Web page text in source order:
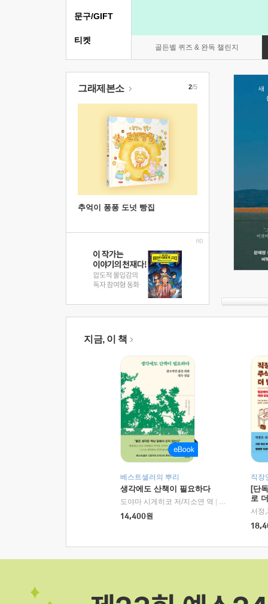
골든벨 퀴즈 & 완독 챌린지
문구/GIFT
티켓
그래제본소
추억이 퐁퐁 도넛 빵집
2/5
지금, 이 책
베스트셀러의 뿌리
생각에도 산책이 필요하다
도야마 시게히코 저/지소연 역
알에이치코리
14,400원
직장
[단
로